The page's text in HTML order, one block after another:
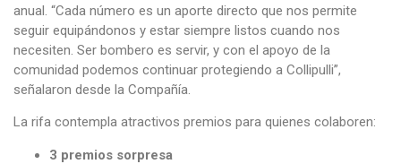
anual. “Cada número es un aporte directo que nos permite
seguir equipándonos y estar siempre listos cuando nos
necesiten. Ser bombero es servir, y con el apoyo de la
comunidad podemos continuar protegiendo a Collipulli”,
señalaron desde la Compañía.
La rifa contempla atractivos premios para quienes colaboren:
3 premios sorpresa